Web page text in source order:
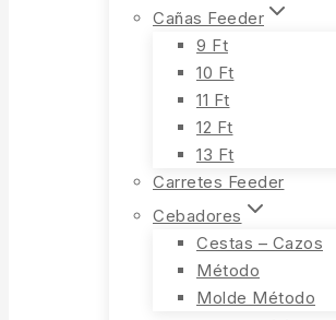
Cañas Feeder
9 Ft
10 Ft
11 Ft
12 Ft
13 Ft
Carretes Feeder
Cebadores
Cestas – Cazos
Método
Molde Método